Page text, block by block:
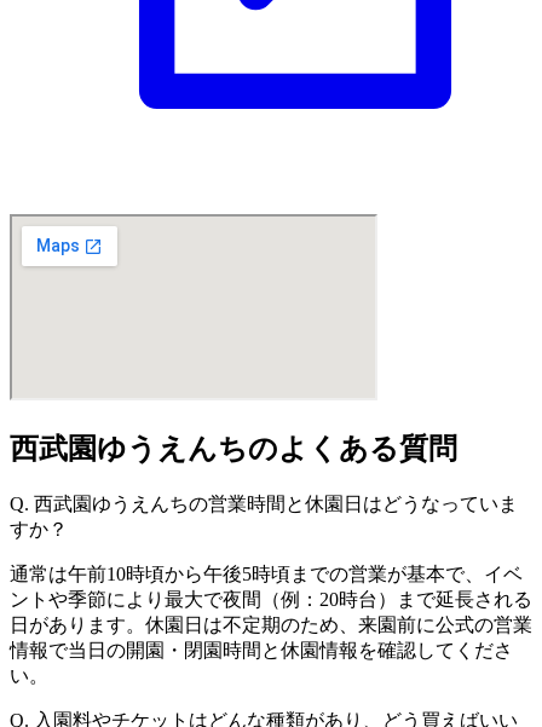
西武園ゆうえんちのよくある質問
Q. 西武園ゆうえんちの営業時間と休園日はどうなっていま
すか？
通常は午前10時頃から午後5時頃までの営業が基本で、イベ
ントや季節により最大で夜間（例：20時台）まで延長される
日があります。休園日は不定期のため、来園前に公式の営業
情報で当日の開園・閉園時間と休園情報を確認してくださ
い。
Q. 入園料やチケットはどんな種類があり、どう買えばいい